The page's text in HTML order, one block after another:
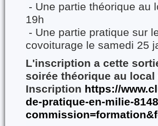
- Une partie théorique au
19h
- Une partie pratique sur
covoiturage le samedi 25
L'inscription a cette
soirée théorique au
Inscription https://
de-pratique-en-milie-